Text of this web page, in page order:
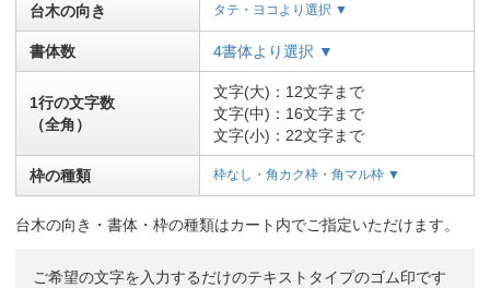
台木の向き タテ・ヨコより選択 ▼
書体数 4書体より選択 ▼
1行の文字数
（全角）
文字(大)：12文字まで
文字(中)：16文字まで
文字(小)：22文字まで
枠の種類 枠なし・角カク枠・角マル枠 ▼
台木の向き・書体・枠の種類はカート内でご指定いただけます。
ご希望の文字を入力するだけのテキストタイプのゴム印です